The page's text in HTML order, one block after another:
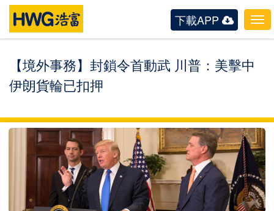
下載APP
【境外事務】封鎖令首動武 川普：美擊中
伊朗貨輪已扣押